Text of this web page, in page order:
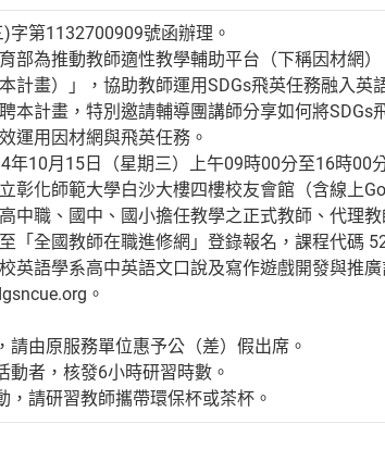
字第1132700909號函辦理。
部為推動教師適性教學輔助平台（下稱因材網
計畫）」，協助教師運用SDGs飛英任務融入英
本計畫，特別邀請輔導團講師分享如何將
運用因材網與飛英任務。
年10月15日（星期三）上午09時00分至16時00
彰化師範大學白沙大樓四樓校友會館（含線上
中職、國中、國小擔任教學之正式教師、代理教
「全國教師在職進修網」登錄報名，課程代碼
英語學系高中英語文口說及寫作遊戲開發與推
。
請由原服務單位惠予公（差）假出席。
動者，核發6小時研習時數。
，請研習教師攜帶環保杯或茶杯。